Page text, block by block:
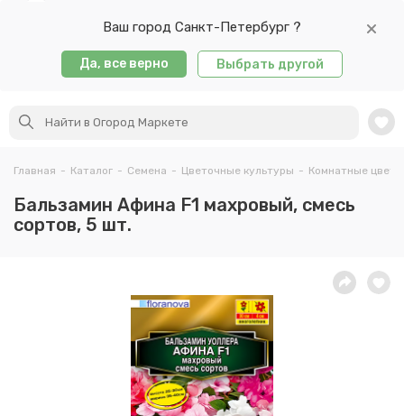
Ваш город Санкт-Петербург ?
Да, все верно Выбрать другой
Главная - Каталог - Семена - Цветочные культуры - Комнатные цветы
Бальзамин Афина F1 махровый, смесь
сортов, 5 шт.